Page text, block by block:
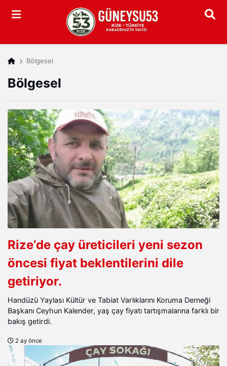
Arama
Bölgesel
Bölgesel
Rize’de çay üreticileri yeni sezon
öncesi fiyat beklentilerini dile
getiriyor.
Handüzü Yaylası Kültür ve Tabiat Varlıklarını Koruma Derneği
Başkanı Ceyhun Kalender, yaş çay fiyatı tartışmalarına farklı bir
bakış getirdi.
2 ay önce